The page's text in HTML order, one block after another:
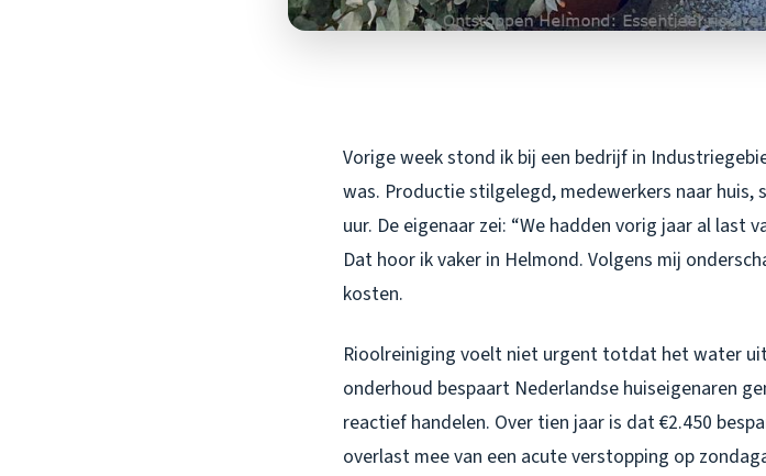
Vorige week stond ik bij een bedrijf in
was. Productie stilgelegd, medewerkers naar huis,
uur. De eigenaar zei: “We hadden vorig jaar al last
Dat hoor ik vaker in Helmond. Volgens mij
kosten.
Rioolreiniging voelt niet urgent totdat het water
onderhoud bespaart Nederlandse huiseigenaren
reactief handelen. Over tien jaar is dat €2.450
overlast mee van een acute verstopping op